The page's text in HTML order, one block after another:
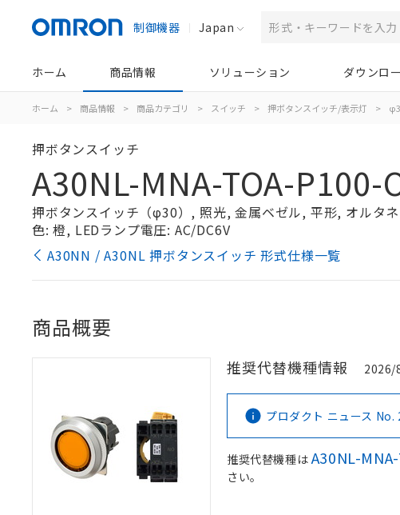
制御機器 Japan
ホーム 商品情報 ソリューション ダウンロ
ホーム > 商品情報 > 商品カテゴリ > スイッチ > 押ボタンスイッチ/表示灯 >
押ボタンスイッチ
A30NL-MNA-TOA-P100-
押ボタンスイッチ（φ30）, 照光, 金属ベゼル, 平形, オルタ
色: 橙, LEDランプ電圧: AC/DC6V
A30NN / A30NL 押ボタンスイッチ 形式仕様一覧
商品概要
推奨代替機種情報 2026/
プロダクト ニュース
推奨代替機種はA30NL-
さい。